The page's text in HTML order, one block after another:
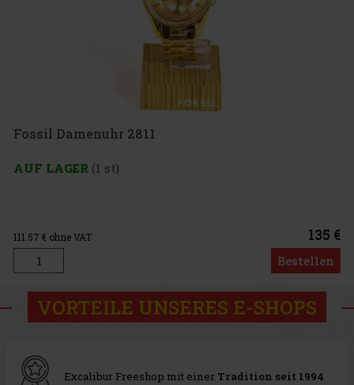
Fossil Damenuhr 2811
AUF LAGER (1 st)
111.57 € ohne VAT 135 €
Bestellen
VORTEILE UNSERES E-SHOPS
Excalibur Freeshop mit einer Tradition seit 1994